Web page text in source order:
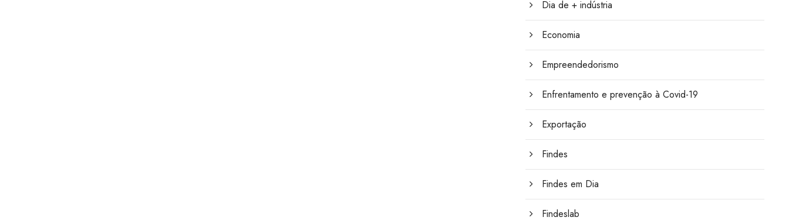
Dia de + indústria
Economia
Empreendedorismo
Enfrentamento e prevenção à Covid-19
Exportação
Findes
Findes em Dia
Findeslab